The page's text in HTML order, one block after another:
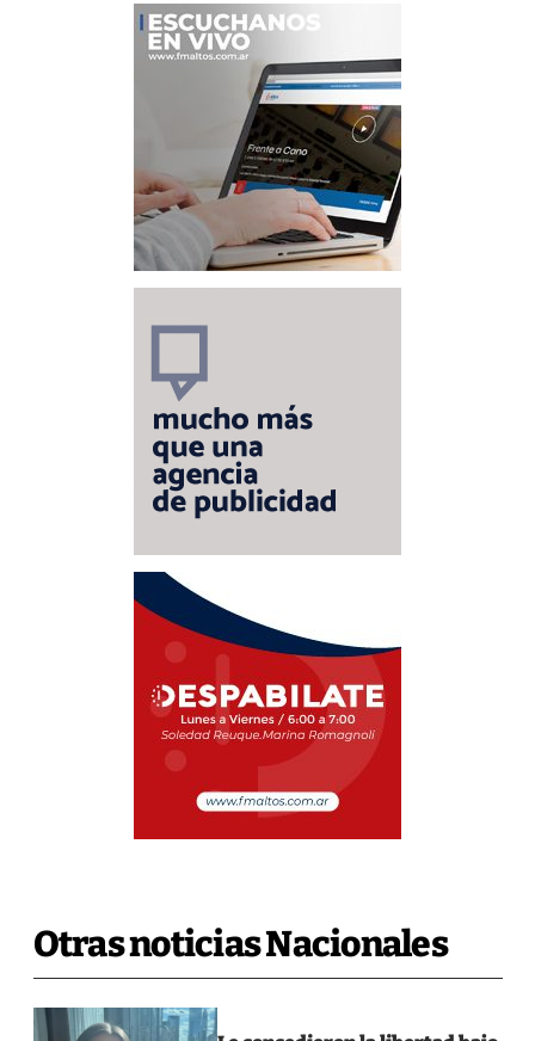
Otras noticias Nacionales